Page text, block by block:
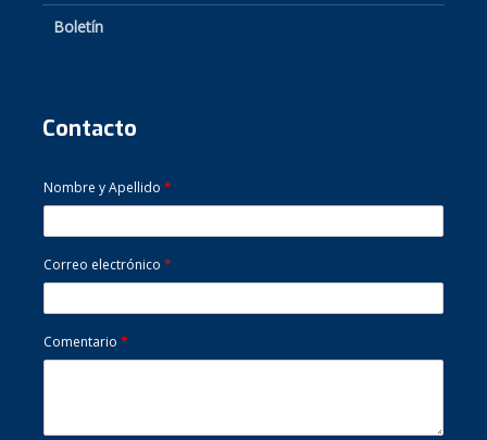
Boletín
Contacto
Nombre y Apellido *
Correo electrónico *
Comentario *